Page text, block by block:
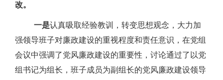
改。
一是认真吸取经验教训，转变思想观念，大力加
强领导班子对廉政建设的重视程度和责任意识，在党组
会议中强调了党风廉政建设的重要性，讨论通过了以党
组书记为组长，班子成员为副组长的党风廉政建设领导